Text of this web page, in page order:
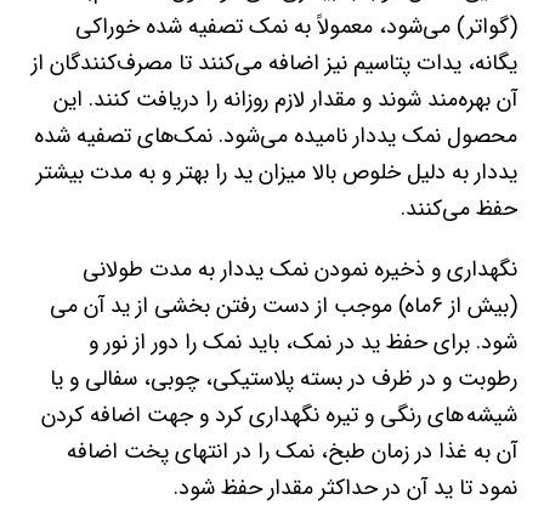
(گواتر) می‌شود، معمولاً به نمک تصفیه شده خوراکی
یگانه، یدات پتاسیم نیز اضافه می‌کنند تا مصرف‌کنندگان از
آن بهره‌مند شوند و مقدار لازم روزانه را دریافت کنند. این
محصول نمک یددار نامیده می‌شود. نمک‌های تصفیه شده
یددار به دلیل خلوص بالا میزان ید را بهتر و به مدت بیشتر
حفظ می‌کنند.
نگهداری و ذخیره نمودن نمک یددار به مدت طولانی
(بیش از 6‌ماه) موجب از دست رفتن بخشی از ید آن می
شود. برای حفظ ید در نمک، باید نمک را دور از نور و
رطوبت و در ظرف در بسته پلاستیکی، چوبی، سفالی و یا
شیشه های رنگی و تیره نگهداری کرد و جهت اضافه کردن
آن به غذا در زمان طبخ، نمک را در انتهای پخت اضافه
نمود تا ید آن در حداکثر مقدار حفظ شود.